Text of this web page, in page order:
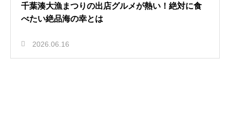
千葉湊大漁まつりの出店グルメが熱い！絶対に食
べたい絶品海の幸とは
2026.06.16